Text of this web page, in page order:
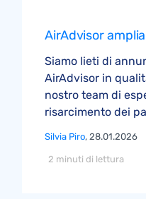
AirAdvisor
Siamo lieti di
AirAdvisor in
nostro team di
risarcimento dei
Silvia Piro, 28.01.2026
2 minuti di lettura